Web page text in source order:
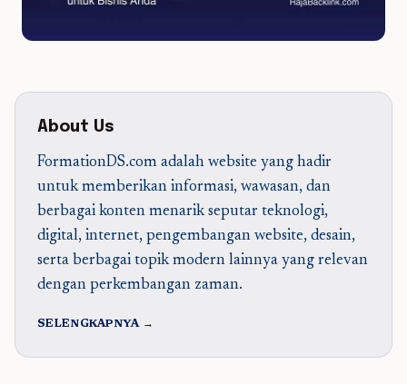
About Us
FormationDS.com adalah website yang hadir
untuk memberikan informasi, wawasan, dan
berbagai konten menarik seputar teknologi,
digital, internet, pengembangan website, desain,
serta berbagai topik modern lainnya yang relevan
dengan perkembangan zaman.
SELENGKAPNYA →